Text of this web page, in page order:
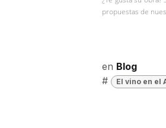
propuestas de
en Blog
#
El vino en el